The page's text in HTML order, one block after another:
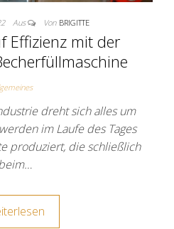
Aus Von BRIGITTE
Effizienz mit der
dreht sich alles um
im Laufe des Tages
produziert, die schließlich